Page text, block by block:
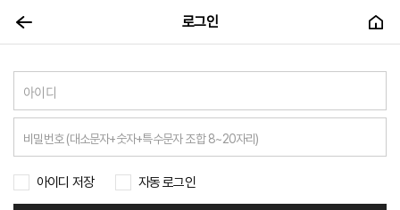
로그인
아이디 저장 자동 로그인